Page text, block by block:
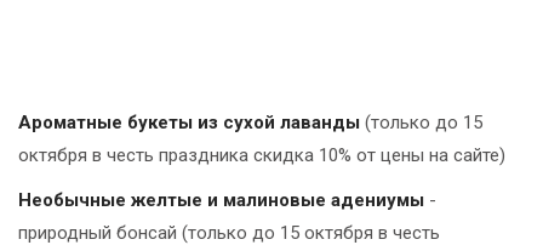
Ароматные букеты из сухой лаванды (только до 15
октября в честь праздника скидка 10% от цены на сайте)
Необычные желтые и малиновые адениумы -
природный бонсай (только до 15 октября в честь